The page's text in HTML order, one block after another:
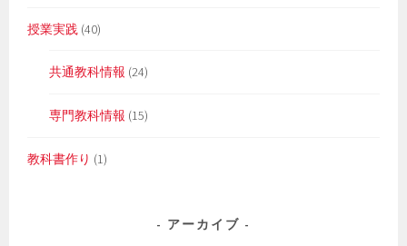
授業実践 (40)
共通教科情報 (24)
専門教科情報 (15)
教科書作り (1)
アーカイブ